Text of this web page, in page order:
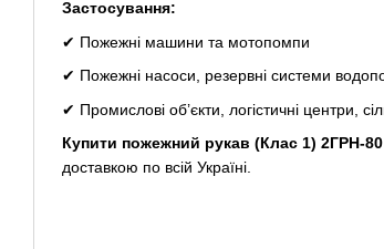
Застосування:
✔ Пожежні машини та мотопомпи
✔ Пожежні насоси, резервні системи
✔ Промислові об’єкти, логістичні центри,
Купити пожежний рукав (Клас 1) 2ГРН-80
доставкою по всій Україні.